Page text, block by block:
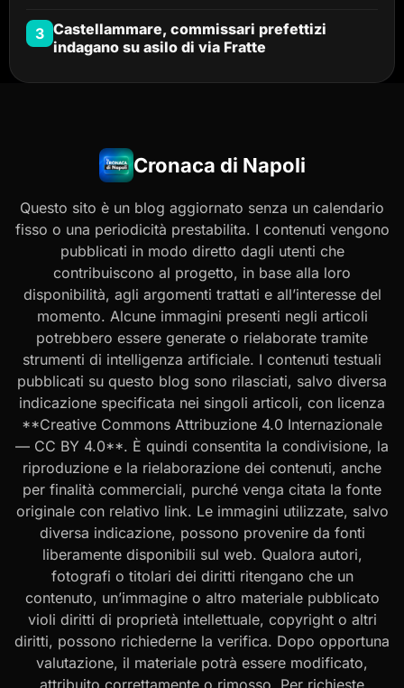
3 Castellammare, commissari prefettizi
indagano su asilo di via Fratte
Cronaca di Napoli
Questo sito è un blog aggiornato senza un calendario
fisso o una periodicità prestabilita. I contenuti vengono
pubblicati in modo diretto dagli utenti che
contribuiscono al progetto, in base alla loro
disponibilità, agli argomenti trattati e all’interesse del
momento. Alcune immagini presenti negli articoli
potrebbero essere generate o rielaborate tramite
strumenti di intelligenza artificiale. I contenuti testuali
pubblicati su questo blog sono rilasciati, salvo diversa
indicazione specificata nei singoli articoli, con licenza
**Creative Commons Attribuzione 4.0 Internazionale
— CC BY 4.0**. È quindi consentita la condivisione, la
riproduzione e la rielaborazione dei contenuti, anche
per finalità commerciali, purché venga citata la fonte
originale con relativo link. Le immagini utilizzate, salvo
diversa indicazione, possono provenire da fonti
liberamente disponibili sul web. Qualora autori,
fotografi o titolari dei diritti ritengano che un
contenuto, un’immagine o altro materiale pubblicato
violi diritti di proprietà intellettuale, copyright o altri
diritti, possono richiederne la verifica. Dopo opportuna
valutazione, il materiale potrà essere modificato,
attribuito correttamente o rimosso. Per richieste